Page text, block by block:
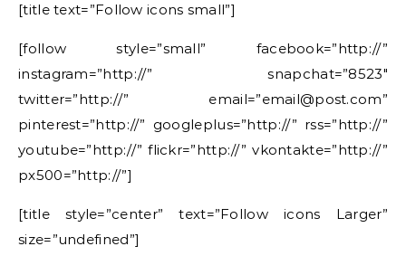
[title text=”Follow icons small”]
[follow style=”small” facebook=”http://”
instagram=”http://” snapchat=”8523″
twitter=”http://” email=”email@post.com”
pinterest=”http://” googleplus=”http://” rss=”http://”
youtube=”http://” flickr=”http://” vkontakte=”http://”
px500=”http://”]
[title style=”center” text=”Follow icons Larger”
size=”undefined”]